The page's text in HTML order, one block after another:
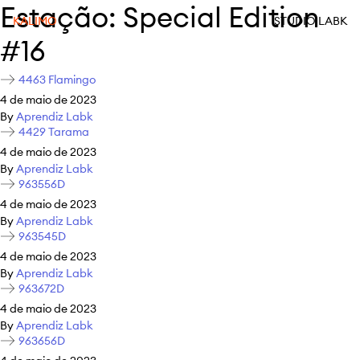
KALIMO STUDIO LABK
Estação: Special Edition
#16
4463 Flamingo
4 de maio de 2023
ByAprendiz Labk
4429 Tarama
4 de maio de 2023
ByAprendiz Labk
963556D
4 de maio de 2023
ByAprendiz Labk
963545D
4 de maio de 2023
ByAprendiz Labk
963672D
4 de maio de 2023
ByAprendiz Labk
963656D